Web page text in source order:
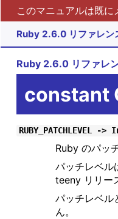
このマニュアルは既
Ruby 2.6.0 リファレン
Ruby 2.6.0 リファレ
constant
RUBY_PATCHLEVEL ->
Ruby のパッ
パッチレベル
teeny リリー
パッチレベル
ん。